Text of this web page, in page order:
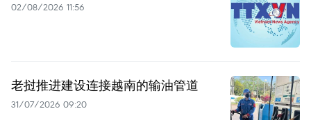
02/08/2026 11:56
老挝推进建设连接越南的输油管道
31/07/2026 09:20